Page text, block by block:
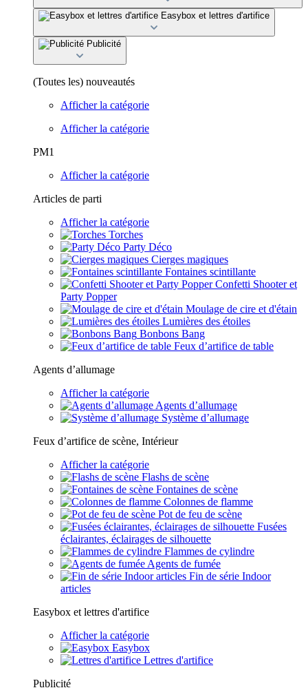
Easybox et lettres d'artifice
Publicité
(Toutes les) nouveautés
Afficher la catégorie
Afficher la catégorie
PM1
Afficher la catégorie
Articles de parti
Afficher la catégorie
Torches
Party Déco
Cierges magiques
Fontaines scintillante
Confetti Shooter et
Party Popper
Moulage de cire et d'étain
Lumières des étoiles
Bonbons Bang
Feux d’artifice de table
Agents d’allumage
Afficher la catégorie
Agents d’allumage
Système d’allumage
Feux d’artifice de scène, Intérieur
Afficher la catégorie
Flashs de scène
Fontaines de scène
Colonnes de flamme
Pot de feu de scène
Fusées
éclairantes, éclairages de silhouette
Flammes de cylindre
Agents de fumée
Fin de série Indoor
articles
Easybox et lettres d'artifice
Afficher la catégorie
Easybox
Lettres d'artifice
Publicité